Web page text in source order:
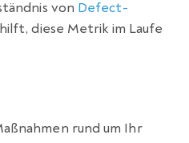
von Defect-
hilft, diese Metrik im Laufe
rund um Ihr